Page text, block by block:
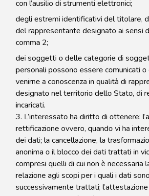
con l’ausilio di strumenti elettronici;
degli estremi identificativi del titolare,
del rappresentante designato ai sensi
comma 2;
dei soggetti o delle categorie di
personali possono essere comunicati o
venirne a conoscenza in qualità di
designato nel territorio dello Stato, di
incaricati.
3. L’interessato ha diritto di ottenere:
rettificazione ovvero, quando vi ha
dei dati; la cancellazione, la
anonima o il blocco dei dati trattati in
compresi quelli di cui non è necessaria
relazione agli scopi per i quali i dati
successivamente trattati;